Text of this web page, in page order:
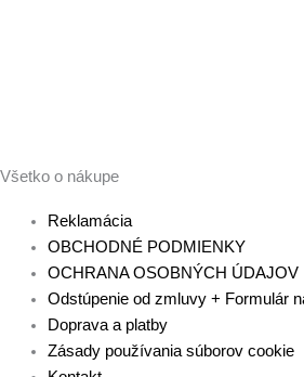
Všetko o nákupe
Reklamácia
OBCHODNÉ PODMIENKY
OCHRANA OSOBNÝCH ÚDAJOV
Odstúpenie od zmluvy + Formulár
Doprava a platby
Zásady používania súborov cookie